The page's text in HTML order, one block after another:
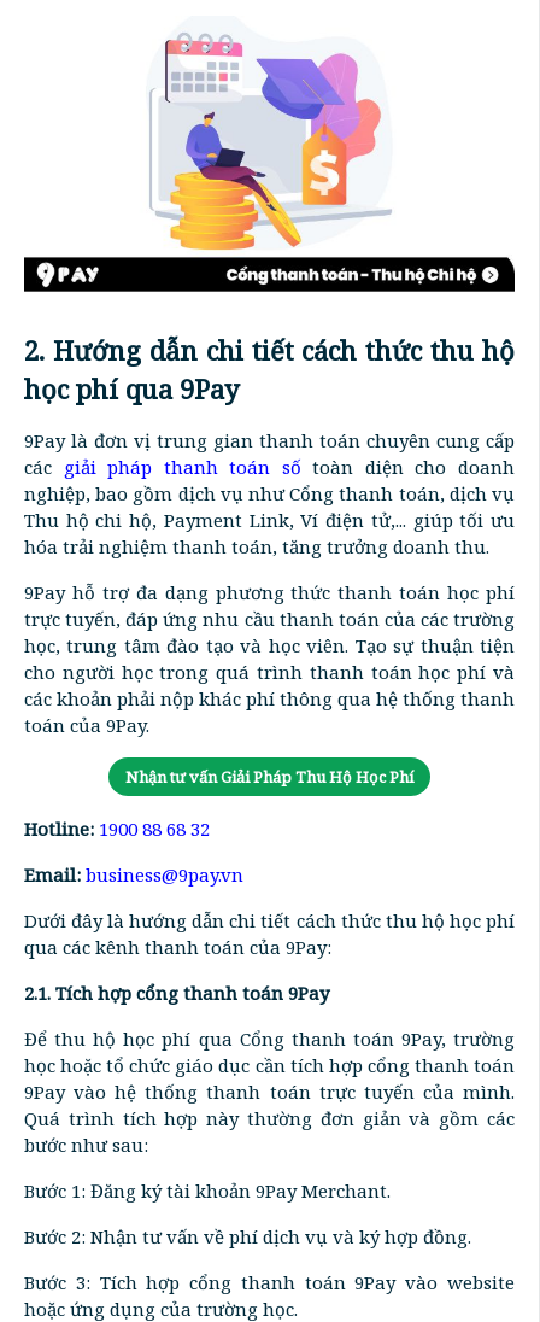
2. Hướng dẫn chi tiết cách thức thu hộ
học phí qua 9Pay
9Pay là đơn vị trung gian thanh toán chuyên cung cấp
các giải pháp thanh toán số toàn diện cho doanh
nghiệp, bao gồm dịch vụ như Cổng thanh toán, dịch vụ
Thu hộ chi hộ, Payment Link, Ví điện tử,... giúp tối ưu
hóa trải nghiệm thanh toán, tăng trưởng doanh thu.
9Pay hỗ trợ đa dạng phương thức thanh toán học phí
trực tuyến, đáp ứng nhu cầu thanh toán của các trường
học, trung tâm đào tạo và học viên. Tạo sự thuận tiện
cho người học trong quá trình thanh toán học phí và
các khoản phải nộp khác phí thông qua hệ thống thanh
toán của 9Pay.
Nhận tư vấn Giải Pháp Thu Hộ Học Phí
Hotline: 1900 88 68 32
Email: business@9pay.vn
Dưới đây là hướng dẫn chi tiết cách thức thu hộ học phí
qua các kênh thanh toán của 9Pay:
2.1. Tích hợp cổng thanh toán 9Pay
Để thu hộ học phí qua Cổng thanh toán 9Pay, trường
học hoặc tổ chức giáo dục cần tích hợp cổng thanh toán
9Pay vào hệ thống thanh toán trực tuyến của mình.
Quá trình tích hợp này thường đơn giản và gồm các
bước như sau:
Bước 1: Đăng ký tài khoản 9Pay Merchant.
Bước 2: Nhận tư vấn về phí dịch vụ và ký hợp đồng.
Bước 3: Tích hợp cổng thanh toán 9Pay vào website
hoặc ứng dụng của trường học.